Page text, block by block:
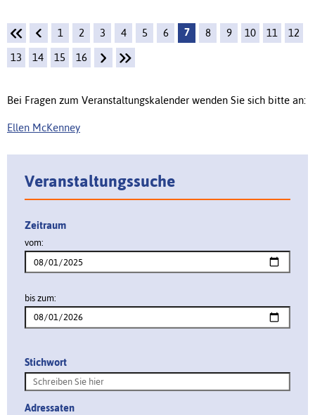
1 2 3 4 5 6 7 8 9 10 11 12
13 14 15 16
Bei Fragen zum Veranstaltungskalender wenden Sie sich bitte an:
Ellen McKenney
Veranstaltungssuche
Zeitraum
vom:
bis zum:
Stichwort
Adressaten